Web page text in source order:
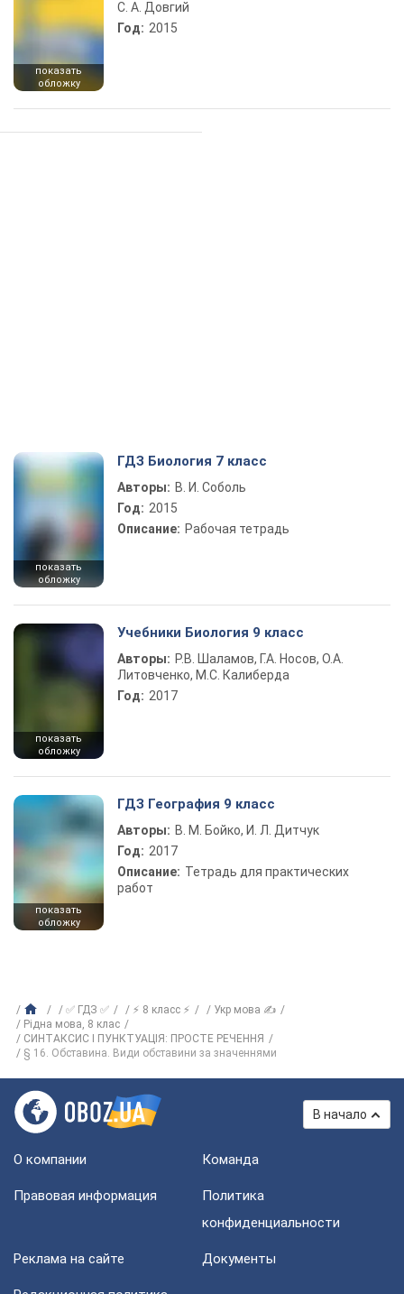
показать
обложку
С. А. Довгий
Год: 2015
показать
обложку
ГДЗ Биология 7 класс
Авторы: В. И. Соболь
Год: 2015
Описание: Рабочая тетрадь
показать
обложку
Учебники Биология 9 класс
Авторы: Р.В. Шаламов, Г.А. Носов, О.А.
Литовченко, М.С. Калиберда
Год: 2017
показать
обложку
ГДЗ География 9 класс
Авторы: В. М. Бойко, И. Л. Дитчук
Год: 2017
Описание: Тетрадь для практических
работ
✅ ГДЗ ✅ ⚡ 8 класс ⚡
Укр мова ✍
Рiдна мова, 8 клас
СИНТАКСИС І ПУНКТУАЦІЯ: ПРОСТЕ РЕЧЕННЯ
§ 16. Обставина. Види обставини за значеннями
В начало
О компании Команда
Правовая информация
Политика
конфиденциальности
Реклама на сайте Документы